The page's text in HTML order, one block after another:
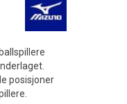
posisjoner